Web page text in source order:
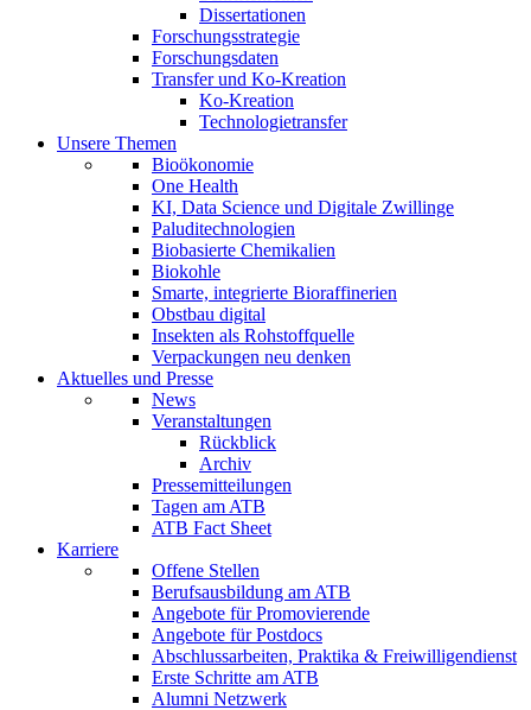
Dissertationen
Forschungsstrategie
Forschungsdaten
Transfer und Ko-Kreation
Ko-Kreation
Technologietransfer
Unsere Themen
Bioökonomie
One Health
KI, Data Science und Digitale Zwillinge
Paluditechnologien
Biobasierte Chemikalien
Biokohle
Smarte, integrierte Bioraffinerien
Obstbau digital
Insekten als Rohstoffquelle
Verpackungen neu denken
Aktuelles und Presse
News
Veranstaltungen
Rückblick
Archiv
Pressemitteilungen
Tagen am ATB
ATB Fact Sheet
Karriere
Offene Stellen
Berufsausbildung am ATB
Angebote für Promovierende
Angebote für Postdocs
Abschlussarbeiten, Praktika & Freiwilligendienst
Erste Schritte am ATB
Alumni Netzwerk